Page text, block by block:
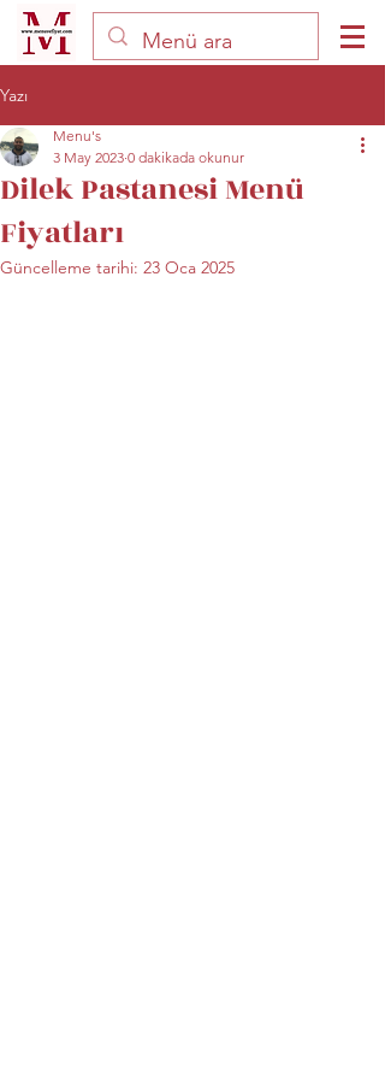
Yazı
Dilek Pastanesi Menü
Fiyatları
Menu's
3 May 2023 0 dakikada okunur
Güncelleme tarihi: 23 Oca 2025